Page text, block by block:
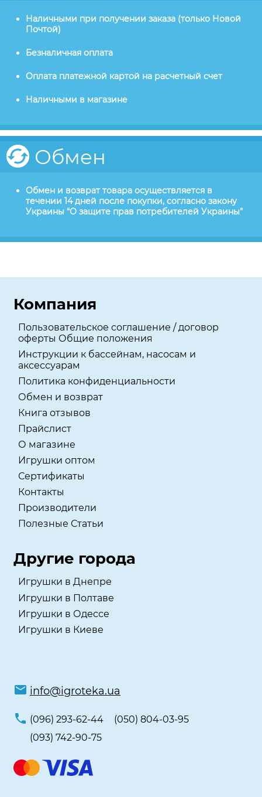
Наличными при получении заказа (только Новой
Почтой)
Безналичная оплата
Оплата платежной картой на расчетный счет
Наличными в магазине
Обмен
Обмен и возврат товара осуществляется в
течении 14 дней после покупки, согласно закону
Украины “О защите прав потребителей Украины”
Компания
Пользовательское соглашение / договор
оферты Общие положения
Инструкции к бассейнам, насосам и
аксессуарам
Политика конфиденциальности
Обмен и возврат
Книга отзывов
Прайслист
О магазине
Игрушки оптом
Сертификаты
Контакты
Производители
Полезные Статьи
Другие города
Игрушки в Днепре
Игрушки в Полтаве
Игрушки в Одессе
Игрушки в Киеве
info@igroteka.ua
(096) 293-62-44
(050) 804-03-95
(093) 742-90-75